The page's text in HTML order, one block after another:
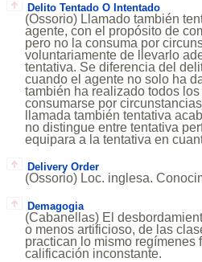
Delito Tentado O Intentado
(Ossorio) Llamado también
agente, con el propósito de
pero no la consuma por
voluntariamente de llevarlo
tentativa. Se diferencia del
cuando el agente no solo ha
también ha realizado todos
consumarse por
llamada también tentativa
no distingue entre tentativa
equipara a la tentativa en
Delivery Order
(Ossorio) Loc. inglesa.
Demagogia
(Cabanellas) El
o menos artificioso, de las
practican lo mismo regímenes
calificación inconstante.